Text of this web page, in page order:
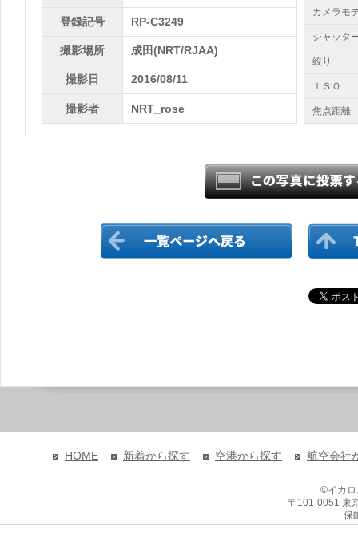
登録記号 RP-C3249
撮影場所 成田(NRT/RJAA)
撮影日 2016/08/11
撮影者 NRT_rose
カメラモ
シャッタ
絞り
ＩＳＯ
焦点距離
HOME 新着から探す 空港から探す 航空会社
©イカ
〒101-0051 東
保